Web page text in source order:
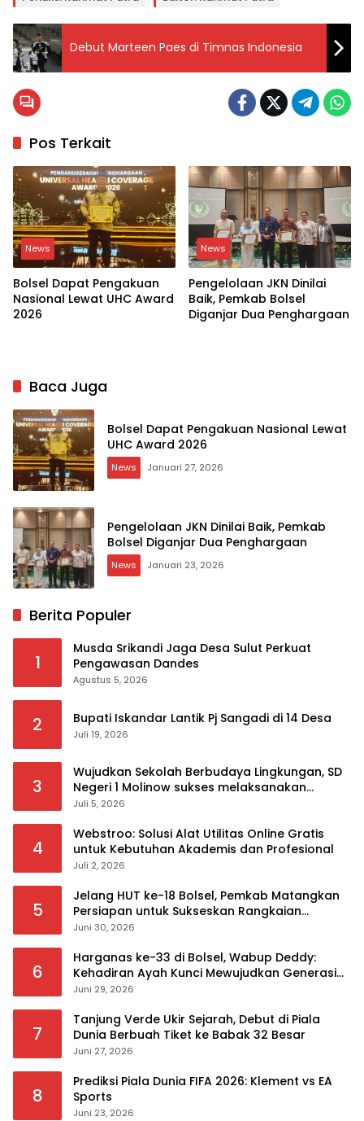
Debut Marteen Paes di Timnas Indonesia
Pos Terkait
News
Bolsel Dapat Pengakuan
Nasional Lewat UHC Award
2026
News
Pengelolaan JKN Dinilai
Baik, Pemkab Bolsel
Diganjar Dua Penghargaan
Baca Juga
Bolsel Dapat Pengakuan Nasional Lewat
UHC Award 2026
News Januari 27, 2026
Pengelolaan JKN Dinilai Baik, Pemkab
Bolsel Diganjar Dua Penghargaan
News Januari 23, 2026
Berita Populer
1
Musda Srikandi Jaga Desa Sulut Perkuat
Pengawasan Dandes
Agustus 5, 2026
2 Bupati Iskandar Lantik Pj Sangadi di 14 Desa
Juli 19, 2026
3
Wujudkan Sekolah Berbudaya Lingkungan, SD
Negeri 1 Molinow sukses melaksanakan
serangkaian kegiatan Kampanye dan
Juli 5, 2026
4
Webstroo: Solusi Alat Utilitas Online Gratis
untuk Kebutuhan Akademis dan Profesional
Juli 2, 2026
5
Jelang HUT ke-18 Bolsel, Pemkab Matangkan
Persiapan untuk Sukseskan Rangkaian
Peringatan
Juni 30, 2026
6
Harganas ke-33 di Bolsel, Wabup Deddy:
Kehadiran Ayah Kunci Mewujudkan Generasi
Berkualitas
Juni 29, 2026
7
Tanjung Verde Ukir Sejarah, Debut di Piala
Dunia Berbuah Tiket ke Babak 32 Besar
Juni 27, 2026
8
Prediksi Piala Dunia FIFA 2026: Klement vs EA
Sports
Juni 23, 2026